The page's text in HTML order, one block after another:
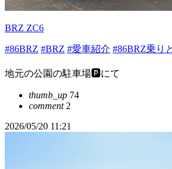
BRZ ZC6
#86BRZ #BRZ #愛車紹介 #86BRZ乗り
地元の公園の駐車場🅿️にて
thumb_up 74
comment2
2026/05/20 11:21